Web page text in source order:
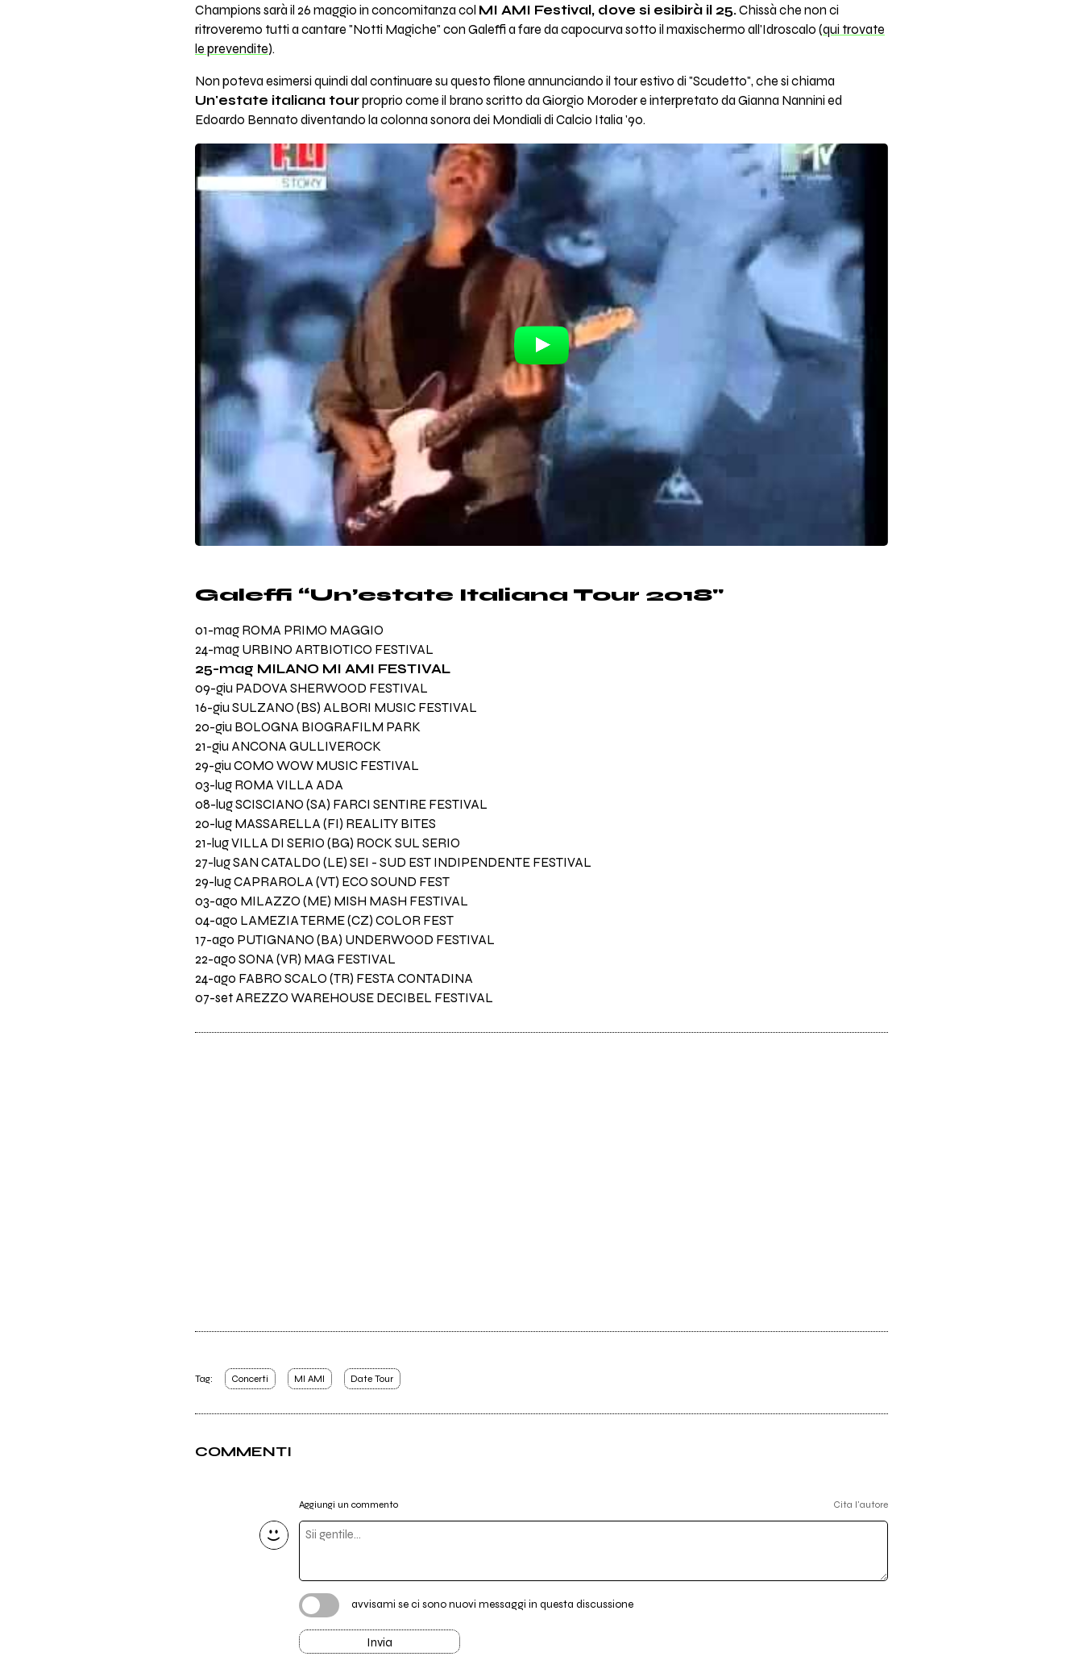
Champions sarà il 26 maggio in concomitanza col MI AMI Festival, dove si esibirà il 25.Chissà che non ci
ritroveremo tutti a cantare "Notti Magiche" con Galeffi a fare da capocurva sotto il maxischermo all'Idroscalo (qui trovate
le prevendite).
Non poteva esimersi quindi dal continuare su questo filone annunciando il tour estivo di "Scudetto", che si chiama
Un'estate italiana tourproprio come il brano scritto da Giorgio Moroder e interpretato da Gianna Nannini ed
Edoardo Bennato diventando la colonna sonora dei Mondiali di Calcio Italia '90.
Galeffi “Un’estate Italiana Tour 2018"
01-mag ROMA PRIMO MAGGIO
24-mag URBINO ARTBIOTICO FESTIVAL
25-mag MILANO MI AMI FESTIVAL
09-giu PADOVA SHERWOOD FESTIVAL
16-giu SULZANO (BS) ALBORI MUSIC FESTIVAL
20-giu BOLOGNA BIOGRAFILM PARK
21-giu ANCONA GULLIVEROCK
29-giu COMO WOW MUSIC FESTIVAL
03-lug ROMA VILLA ADA
08-lug SCISCIANO (SA) FARCI SENTIRE FESTIVAL
20-lug MASSARELLA (FI) REALITY BITES
21-lug VILLA DI SERIO (BG) ROCK SUL SERIO
27-lug SAN CATALDO (LE) SEI - SUD EST INDIPENDENTE FESTIVAL
29-lug CAPRAROLA (VT) ECO SOUND FEST
03-ago MILAZZO (ME) MISH MASH FESTIVAL
04-ago LAMEZIA TERME (CZ) COLOR FEST
17-ago PUTIGNANO (BA) UNDERWOOD FESTIVAL
22-ago SONA (VR) MAG FESTIVAL
24-ago FABRO SCALO (TR) FESTA CONTADINA
07-set AREZZO WAREHOUSE DECIBEL FESTIVAL
Tag: Concerti MI AMI Date Tour
COMMENTI
Aggiungi un commento Cita l'autore
avvisami se ci sono nuovi messaggi in questa discussione
Invia